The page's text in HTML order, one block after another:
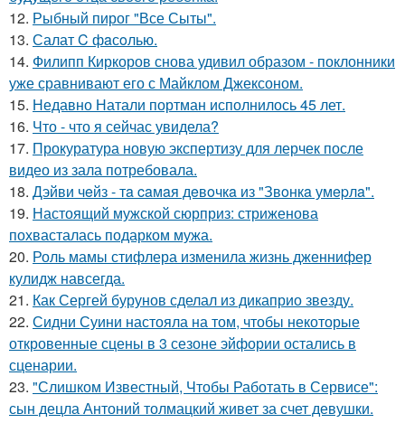
12. Рыбный пирог "Все Сыты".
13. Салат C фaсoлью.
14. Филипп Киркоров снова удивил образом - поклонники
уже сравнивают его с Майклом Джексоном.
15. Недавно Натали портман исполнилось 45 лет.
16. Что - что я сейчас увидела?
17. Прокуратура новую экспертизу для лерчек после
видео из зала потребовала.
18. Дэйви чeйз - тa caмaя дeвoчкa из "Звoнкa умepлa".
19. Настоящий мужской сюрприз: стриженова
похвасталась подарком мужа.
20. Роль мамы стифлера изменила жизнь дженнифер
кулидж навсегда.
21. Как Сергей бурунов сделал из дикаприо звезду.
22. Сидни Суини настояла на том, чтобы некоторые
откровенные сцены в 3 сезоне эйфории остались в
сценарии.
23. "Слишком Известный, Чтобы Работать в Сервисе":
сын децла Антоний толмацкий живет за счет девушки.